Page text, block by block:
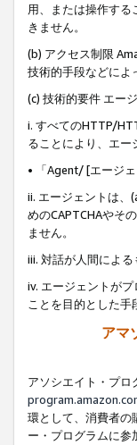
用、または操作する
きません。
(b) アクセス制限
技術的手段などによ
(c) 技術的要件 エー
i. すべてのHTTP/
ることにより、エー
• 「Agent/ [エージ
ii. エージェントは、
めのCAPTCHAやそ
ません。
iii. 対話が人間によ
iv. エージェントが
ことを目的とした手
アマ
アソシエイト・プロ
環として、消費者の
ー・プログラムに参